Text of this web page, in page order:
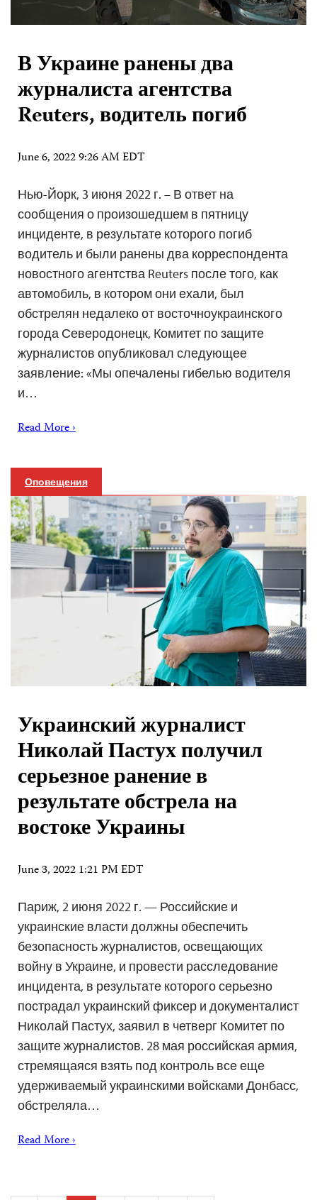
В Украине ранены два
журналиста агентства
Reuters, водитель погиб
June 6, 2022 9:26 AM EDT
Нью-Йорк, 3 июня 2022 г. – В ответ на
сообщения о произошедшем в пятницу
инциденте, в результате которого погиб
водитель и были ранены два корреспондента
новостного агентства Reuters после того, как
автомобиль, в котором они ехали, был
обстрелян недалеко от восточноукраинского
города Северодонецк, Комитет по защите
журналистов опубликовал следующее
заявление: «Мы опечалены гибелью водителя
и…
Read More ›
Оповещения
Украинский журналист
Николай Пастух получил
серьезное ранение в
результате обстрела на
востоке Украины
June 3, 2022 1:21 PM EDT
Париж, 2 июня 2022 г. — Российские и
украинские власти должны обеспечить
безопасность журналистов, освещающих
войну в Украине, и провести расследование
инцидента, в результате которого серьезно
пострадал украинский фиксер и документалист
Николай Пастух, заявил в четверг Комитет по
защите журналистов. 28 мая российская армия,
стремящаяся взять под контроль все еще
удерживаемый украинскими войсками Донбасс,
обстреляла…
Read More ›